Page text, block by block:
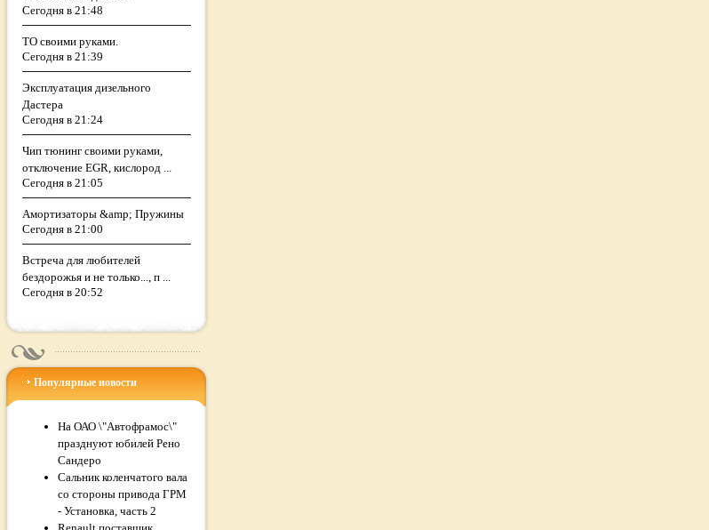
Сегодня в 21:48
ТО своими руками.
Сегодня в 21:39
Эксплуатация дизельного
Дастера
Сегодня в 21:24
Чип тюнинг своими руками,
отключение EGR, кислород ...
Сегодня в 21:05
Амортизаторы &amp; Пружины
Сегодня в 21:00
Встреча для любителей
бездорожья и не только..., п ...
Сегодня в 20:52
Популярные новости
На ОАО \"Автофрамос\"
празднуют юбилей Рено
Сандеро
Сальник коленчатого вала
со стороны привода ГРМ
- Установка, часть 2